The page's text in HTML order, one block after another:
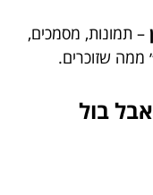
– תמונות, מסמכים,
ממה שזוכרים.
בול